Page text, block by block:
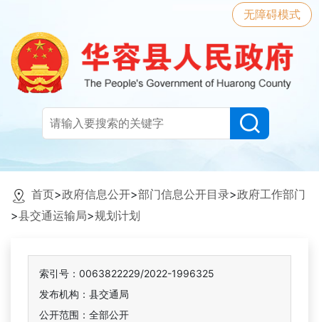
无障碍模式
首页>政府信息公开>部门信息公开目录>政府工作部门
>县交通运输局>规划计划
索引号：0063822229/2022-1996325
发布机构：县交通局
公开范围：全部公开